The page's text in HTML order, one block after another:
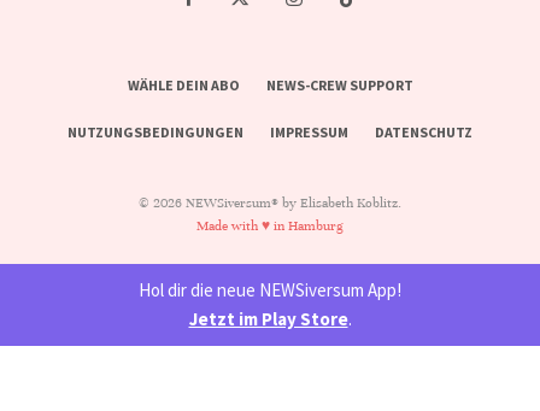
WÄHLE DEIN ABO NEWS-CREW SUPPORT
NUTZUNGSBEDINGUNGEN IMPRESSUM DATENSCHUTZ
© 2026 NEWSiversum® by Elisabeth Koblitz.
Made with ♥ in Hamburg
Hol dir die neue NEWSiversum App!
Jetzt im Play Store.